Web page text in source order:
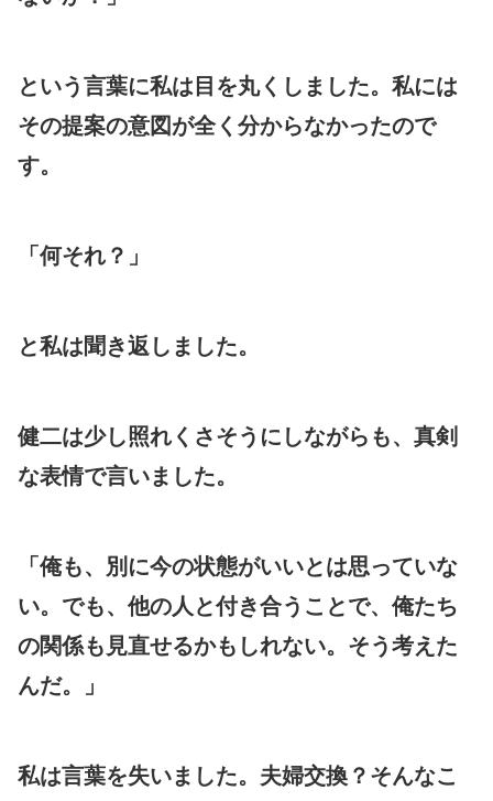
という言葉に私は目を丸くしました。私には
その提案の意図が全く分からなかったので
す。
「何それ？」
と私は聞き返しました。
健二は少し照れくさそうにしながらも、真剣
な表情で言いました。
「俺も、別に今の状態がいいとは思っていな
い。でも、他の人と付き合うことで、俺たち
の関係も見直せるかもしれない。そう考えた
んだ。」
私は言葉を失いました。夫婦交換？そんなこ